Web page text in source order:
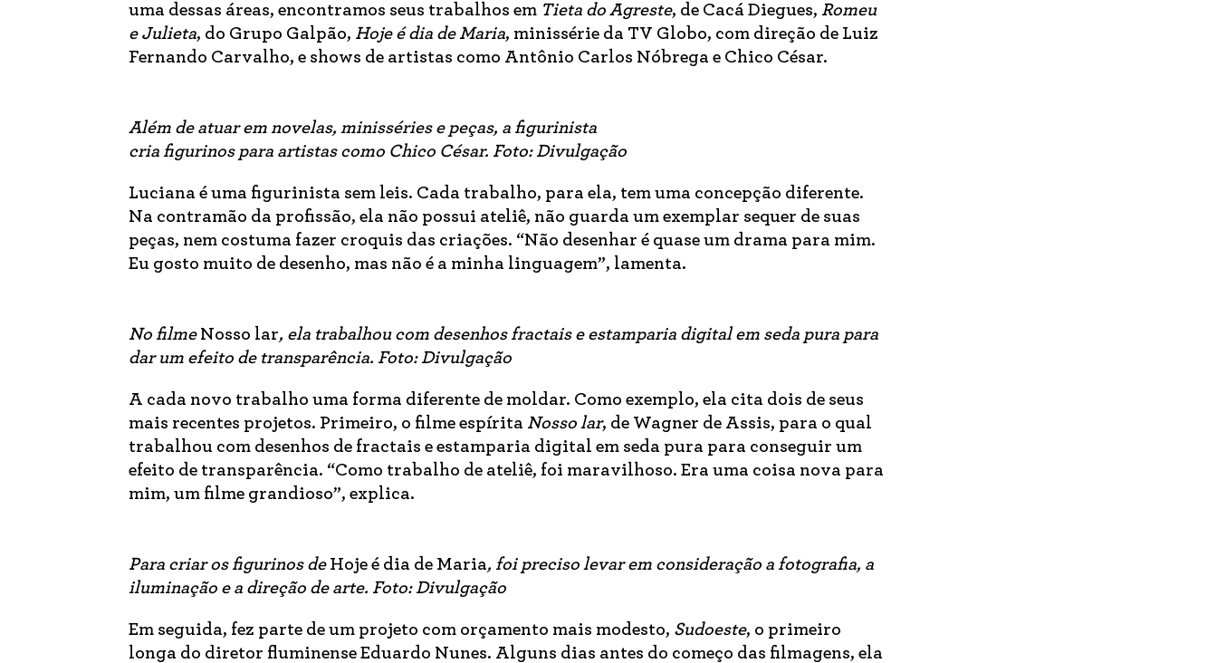
uma dessas áreas, encontramos seus trabalhos em Tieta do Agreste, de Cacá Diegues, Romeu
e Julieta, do Grupo Galpão, Hoje é dia de Maria, minissérie da TV Globo, com direção de Luiz
Fernando Carvalho, e shows de artistas como Antônio Carlos Nóbrega e Chico César.
Além de atuar em novelas, minisséries e peças, a figurinista
cria figurinos para artistas como Chico César. Foto: Divulgação
Luciana é uma figurinista sem leis. Cada trabalho, para ela, tem uma concepção diferente.
Na contramão da profissão, ela não possui ateliê, não guarda um exemplar sequer de suas
peças, nem costuma fazer croquis das criações. “Não desenhar é quase um drama para mim.
Eu gosto muito de desenho, mas não é a minha linguagem”, lamenta.
No filme Nosso lar, ela trabalhou com desenhos fractais e estamparia digital em seda pura para
dar um efeito de transparência. Foto: Divulgação
A cada novo trabalho uma forma diferente de moldar. Como exemplo, ela cita dois de seus
mais recentes projetos. Primeiro, o filme espírita Nosso lar, de Wagner de Assis, para o qual
trabalhou com desenhos de fractais e estamparia digital em seda pura para conseguir um
efeito de transparência. “Como trabalho de ateliê, foi maravilhoso. Era uma coisa nova para
mim, um filme grandioso”, explica.
Para criar os figurinos de Hoje é dia de Maria, foi preciso levar em consideração a fotografia, a
iluminação e a direção de arte. Foto: Divulgação
Em seguida, fez parte de um projeto com orçamento mais modesto, Sudoeste, o primeiro
longa do diretor fluminense Eduardo Nunes. Alguns dias antes do começo das filmagens, ela